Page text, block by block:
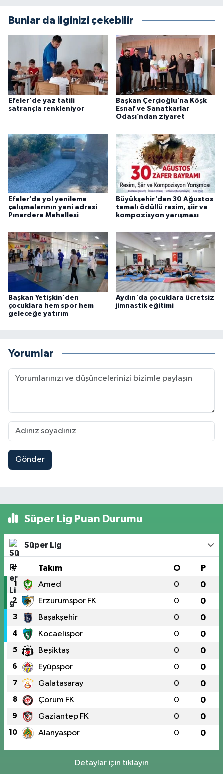
Bunlar da ilginizi çekebilir
Efeler'de yaz tatili
satrançla renkleniyor
Başkan Çerçioğlu’na Köşk
Esnaf ve Sanatkarlar
Odası’ndan ziyaret
Efeler’de yol yenileme
çalışmalarının yeni adresi
Pınardere Mahallesi
Büyükşehir'den 30 Ağustos
temalı ödüllü resim, şiir ve
kompozisyon yarışması
Başkan Yetişkin'den
çocuklara hem spor hem
geleceğe yatırım
Aydın'da çocuklara ücretsiz
jimnastik eğitimi
Yorumlar
Gönder
Süper Lig Puan Durumu
Süper Lig
# Takım O P
1 Amed 0 0
2 Erzurumspor FK 0 0
3 Başakşehir 0 0
4 Kocaelispor 0 0
5 Beşiktaş 0 0
6 Eyüpspor 0 0
7 Galatasaray 0 0
8 Çorum FK 0 0
9 Gaziantep FK 0 0
10 Alanyaspor 0 0
Detaylar için tıklayın